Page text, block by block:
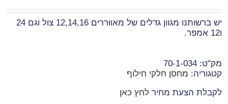
יש ברשותנו מגוון גדלים של מאווררים 12,14,16 צול וגם 24
ו12 אמפר.
מק"ט: 70-1-034
קטגוריה: מחסן חלקי חילוף
לקבלת הצעת מחיר לחץ כאן